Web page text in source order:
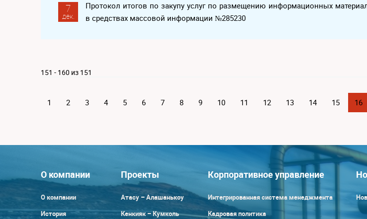
7
дек.
Протокол итогов по закупу услуг по размещению информационных
в средствах массовой информации №285230
151 - 160 из 151
1 2 3 4 5 6 7 8 9 10 11 12 13 14 15 16
О компании
О компании
История
Проекты
Атасу – Алашанькоу
Кенкияк – Кумколь
Корпоративное управление
Интегрированная система менеджмента
Кадровая политика